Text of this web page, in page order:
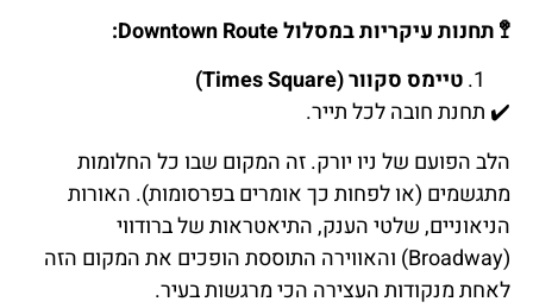
🚏תחנותעיקריותבמסלולDowntown Route:
טיימס סקוור (Times Square)
✔️ תחנתחובהלכלתייר.
הלב הפועם של ניו יורק. זה המקום שבו כל החלומות
מתגשמים (או לפחות כך אומרים בפרסומות). האורות
הניאוניים, שלטי הענק, התיאטראות של ברודווי
(Broadway) והאווירה התוססת הופכים את המקום הזה
לאחת מנקודות העצירה הכי מרגשות בעיר.